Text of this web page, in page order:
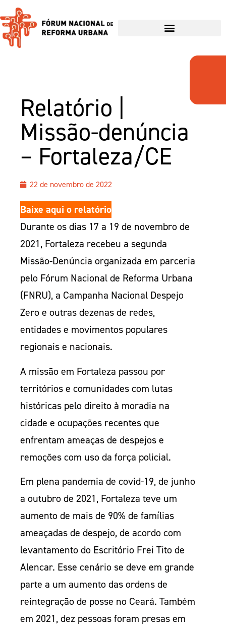
Relatório |
Missão-denúncia
– Fortaleza/CE
22 de novembro de 2022
Baixe aqui o relatório
Durante os dias 17 a 19 de novembro de
2021, Fortaleza recebeu a segunda
Missão-Denúncia organizada em parceria
pelo Fórum Nacional de Reforma Urbana
(FNRU), a Campanha Nacional Despejo
Zero e outras dezenas de redes,
entidades e movimentos populares
regionais e nacionais.
A missão em Fortaleza passou por
territórios e comunidades com lutas
históricas pelo direito à moradia na
cidade e ocupações recentes que
enfrentam ameaças de despejos e
remoções com uso da força policial.
Em plena pandemia de covid-19, de junho
a outubro de 2021, Fortaleza teve um
aumento de mais de 90% de famílias
ameaçadas de despejo, de acordo com
levantamento do Escritório Frei Tito de
Alencar. Esse cenário se deve em grande
parte a um aumento das ordens de
reintegração de posse no Ceará. Também
em 2021, dez pessoas foram presas em